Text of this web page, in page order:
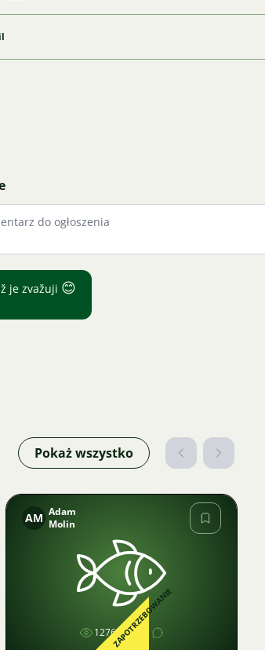
je zvažuji 😊
Pokaż wszystko
Zdjęcie
AM Adam
Molin
1276ZAPOTRZEBOWANIE